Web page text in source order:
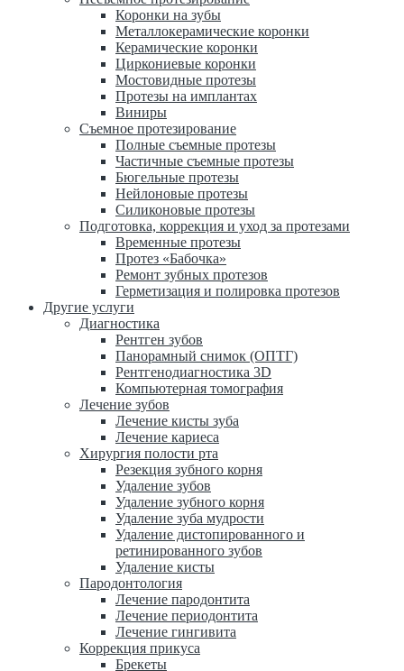
Коронки на зубы
Металлокерамические коронки
Керамические коронки
Циркониевые коронки
Мостовидные протезы
Протезы на имплантах
Виниры
Съемное протезирование
Полные съемные протезы
Частичные съемные протезы
Бюгельные протезы
Нейлоновые протезы
Силиконовые протезы
Подготовка, коррекция и уход за протезами
Временные протезы
Протез «Бабочка»
Ремонт зубных протезов
Герметизация и полировка протезов
Другие услуги
Диагностика
Рентген зубов
Панорамный снимок (ОПТГ)
Рентгенодиагностика 3D
Компьютерная томография
Лечение зубов
Лечение кисты зуба
Лечение кариеса
Хирургия полости рта
Резекция зубного корня
Удаление зубов
Удаление зубного корня
Удаление зуба мудрости
Удаление дистопированного и
ретинированного зубов
Удаление кисты
Пародонтология
Лечение пародонтита
Лечение периодонтита
Лечение гингивита
Коррекция прикуса
Брекеты